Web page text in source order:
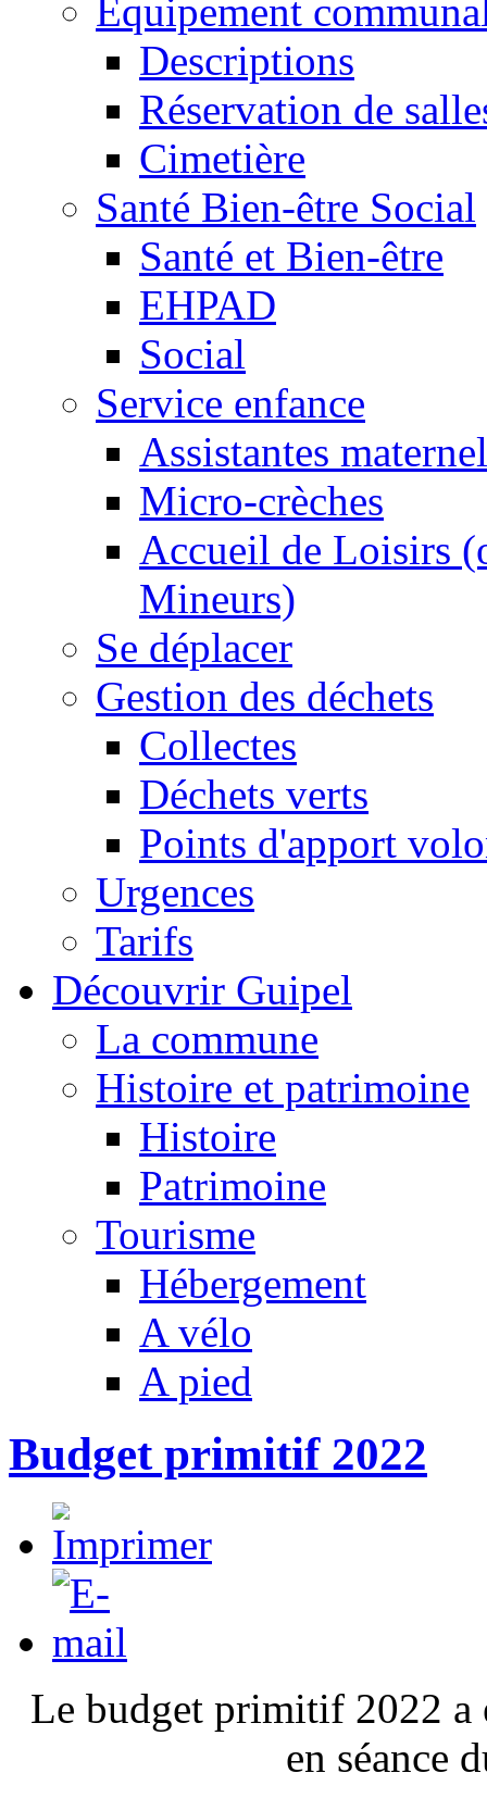
Equipement
Descriptions
Réservation de
Cimetière
Santé Bien-être Social
Santé et Bien-être
EHPAD
Social
Service enfance
Assistantes
Micro-crèches
Accueil de Loisirs
Mineurs)
Se déplacer
Gestion des déchets
Collectes
Déchets verts
Points d'apport
Urgences
Tarifs
Découvrir Guipel
La commune
Histoire et patrimoine
Histoire
Patrimoine
Tourisme
Hébergement
A vélo
A pied
Budget primitif 2022
Le budget primitif 2022 a
en séance